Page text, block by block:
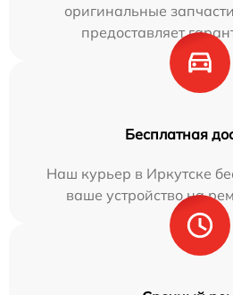
оригинальные
предоставляет
Бесплатная
Наш курьер в Иркутске
ваше устройство на